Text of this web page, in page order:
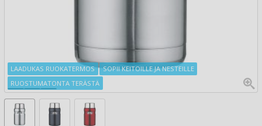
LAADUKAS RUOKATERMOS
SOPII KEITOILLE JA NESTEILLE
RUOSTUMATONTA TERÄSTÄ